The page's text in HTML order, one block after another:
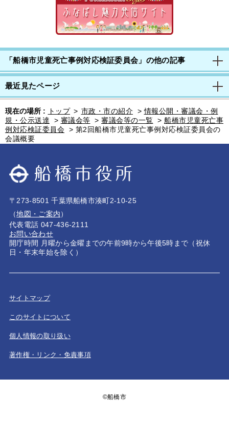
「船橋市児童死亡事例対応検証委員会」の他の記事
最近見たページ
現在の場所 : トップ > 市政・市の紹介 >情報公開・審議会・例
規・公示送達
> 審議会等 > 審議会等の一覧 > 船橋市児童死亡事
例対応検証委員会 > 第2回船橋市児童死亡事例対応検証委員会の
会議概要
〒273-8501 千葉県船橋市湊町2-10-25
（地図・ご案内）
代表電話 047-436-2111
お問い合わせ
開庁時間 月曜から金曜までの午前9時から午後5時まで（祝休
日・年末年始を除く）
サイトマップ
このサイトについて
個人情報の取り扱い
著作権・リンク・免責事項
©船橋市